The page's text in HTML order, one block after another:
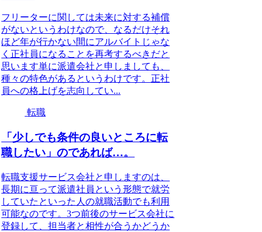
フリーターに関しては未来に対する補償
がないというわけなので、なるだけそれ
ほど年が行かない間にアルバイトじゃな
く正社員になることを再考するべきだと
思います単に派遣会社と申しましても、
種々の特色があるというわけです。正社
員への格上げを志向してい...
転職
「少しでも条件の良いところに転
職したい」のであれば…。
転職支援サービス会社と申しますのは、
長期に亘って派遣社員という形態で就労
していたといった人の就職活動でも利用
可能なのです。3つ前後のサービス会社に
登録して、担当者と相性が合うかどうか